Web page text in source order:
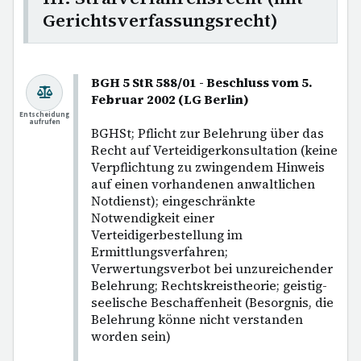
Gerichtsverfassungsrecht)
BGH 5 StR 588/01 - Beschluss vom 5.
Februar 2002 (LG Berlin)
BGHSt; Pflicht zur Belehrung über das
Recht auf Verteidigerkonsultation (keine
Verpflichtung zu zwingendem Hinweis
auf einen vorhandenen anwaltlichen
Notdienst); eingeschränkte
Notwendigkeit einer
Verteidigerbestellung im
Ermittlungsverfahren;
Verwertungsverbot bei unzureichender
Belehrung; Rechtskreistheorie; geistig-
seelische Beschaffenheit (Besorgnis, die
Belehrung könne nicht verstanden
worden sein)
Entscheidung
aufrufen